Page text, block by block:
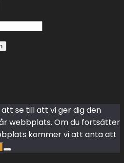
se till att vi ger dig den
webbplats. Om du fortsätter
kommer vi att anta att